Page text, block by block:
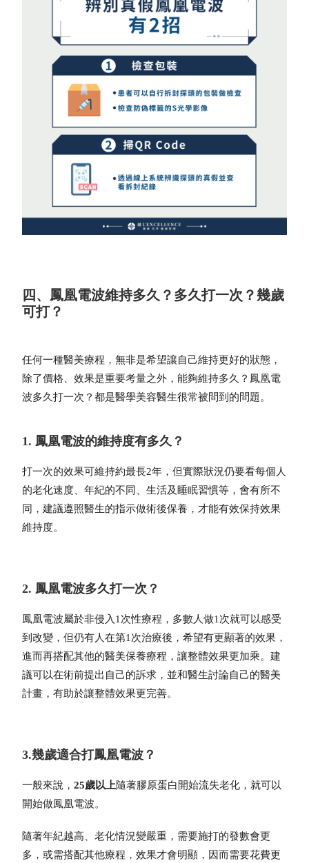
四、鳳凰電波維持多久？多久打一次？幾歲
可打？
任何一種醫美療程，無非是希望讓自己維持更好的狀態，
除了價格、效果是重要考量之外，能夠維持多久？ 鳳凰電
波多久打一次 ？都是醫學美容醫生很常被問到的問題。
1. 鳳凰電波的維持度有多久？
打一次的效果可維持約最長2年，但實際狀況仍要看每個人
的老化速度、年紀的不同、生活及睡眠習慣等，會有所不
同，建議遵照醫生的指示做術後保養，才能有效保持效果
維持度。
2. 鳳凰電波多久打一次？
鳳凰電波屬於非侵入1次性療程，多數人做1次就可以感受
到改變，但仍有人在第1次治療後，希望有更顯著的效果，
進而再搭配其他的醫美保養療程，讓整體效果更加乘。建
議可以在術前提出自己的訴求，並和醫生討論自己的醫美
計畫，有助於讓整體效果更完善。
3.幾歲適合打鳳凰電波？
一般來說，25歲以上隨著膠原蛋白開始流失老化，就可以
開始做鳳凰電波。
隨著年紀越高、老化情況變嚴重，需要施打的發數會更
多，或需搭配其他療程，效果才會明顯，因而需要花費更